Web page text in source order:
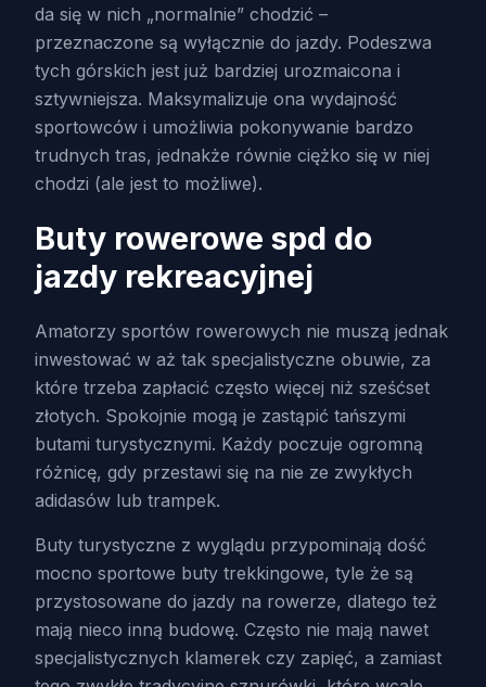
da się w nich „normalnie” chodzić –
przeznaczone są wyłącznie do jazdy. Podeszwa
tych górskich jest już bardziej urozmaicona i
sztywniejsza. Maksymalizuje ona wydajność
sportowców i umożliwia pokonywanie bardzo
trudnych tras, jednakże równie ciężko się w niej
chodzi (ale jest to możliwe).
Buty rowerowe spd do
jazdy rekreacyjnej
Amatorzy sportów rowerowych nie muszą jednak
inwestować w aż tak specjalistyczne obuwie, za
które trzeba zapłacić często więcej niż sześćset
złotych. Spokojnie mogą je zastąpić tańszymi
butami turystycznymi. Każdy poczuje ogromną
różnicę, gdy przestawi się na nie ze zwykłych
adidasów lub trampek.
Buty turystyczne z wyglądu przypominają dość
mocno sportowe buty trekkingowe, tyle że są
przystosowane do jazdy na rowerze, dlatego też
mają nieco inną budowę. Często nie mają nawet
specjalistycznych klamerek czy zapięć, a zamiast